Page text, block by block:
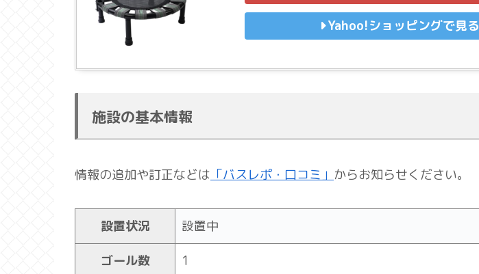
Yahoo!ショッピングで見る
施設の基本情報
情報の追加や訂正などは 「バスレポ・口コミ」 からお知らせください。
設置状況 設置中
ゴール数 1